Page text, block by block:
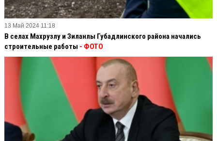
13 Май 2024 11:18
В селах Махрузлу и Зиланлы Губадлинского района начались
строительные работы - ФОТО